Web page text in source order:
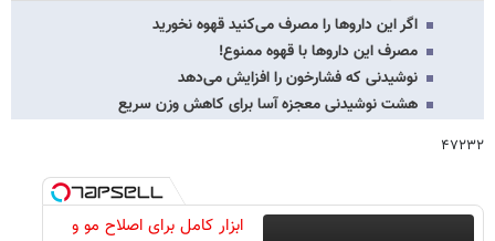
اگر این داروها را مصرف می‌کنید قهوه نخورید
مصرف این داروها با قهوه ممنوع!
نوشیدنی که فشارخون را افزایش می‌دهد
هشت نوشیدنی معجزه آسا برای کاهش وزن سریع
۴۷۲۳۲
ابزار کامل برای اصلاح مو و